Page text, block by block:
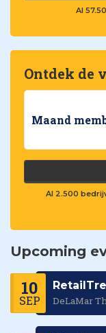
Al
Ontdek de
Maand
Al 2.500
Upcoming
10
SEP DeLaMar